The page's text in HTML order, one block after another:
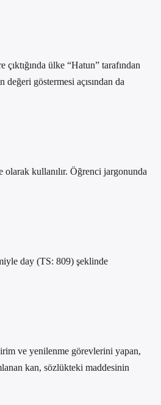
ülke “Hatun” tarafından
göstermesi açısından da
kullanılır. Öğrenci jargonunda
day (TS: 809) şeklinde
ve yenilenme görevlerini yapan,
kan, sözlükteki maddesinin